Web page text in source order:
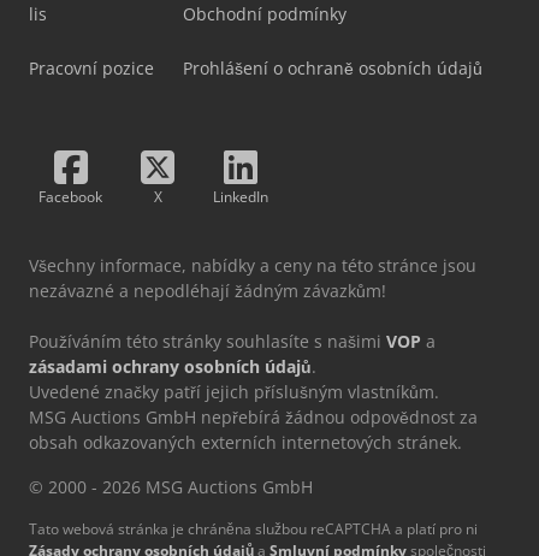
lis
Pracovní pozice
Obchodní podmínky
Prohlášení o ochraně osobních údajů
Facebook X LinkedIn
Všechny informace, nabídky a ceny na této stránce jsou
nezávazné a nepodléhají žádným závazkům!
Používáním této stránky souhlasíte s našimi VOP a
zásadami ochrany osobních údajů.
Uvedené značky patří jejich příslušným vlastníkům.
MSG Auctions GmbH nepřebírá žádnou odpovědnost za
obsah odkazovaných externích internetových stránek.
© 2000 - 2026 MSG Auctions GmbH
Tato webová stránka je chráněna službou reCAPTCHA a platí pro ni
Zásady ochrany osobních údajůa Smluvní podmínkyspolečnosti